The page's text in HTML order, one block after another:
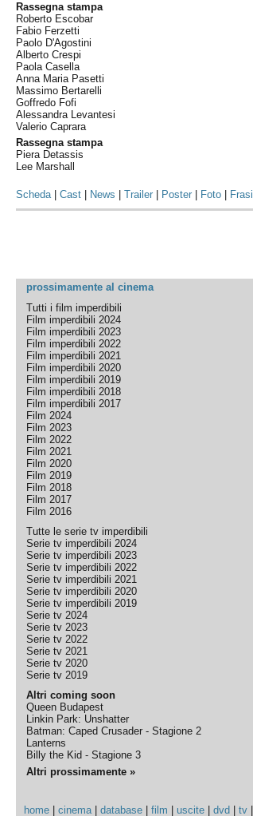
Rassegna stampa
Roberto Escobar
Fabio Ferzetti
Paolo D'Agostini
Alberto Crespi
Paola Casella
Anna Maria Pasetti
Massimo Bertarelli
Goffredo Fofi
Alessandra Levantesi
Valerio Caprara
Rassegna stampa
Piera Detassis
Lee Marshall
Scheda|Cast News |Trailer Poster Foto Frasi
prossimamente al cinema
Tutti i film imperdibili
Film imperdibili 2024
Film imperdibili 2023
Film imperdibili 2022
Film imperdibili 2021
Film imperdibili 2020
Film imperdibili 2019
Film imperdibili 2018
Film imperdibili 2017
Film 2024
Film 2023
Film 2022
Film 2021
Film 2020
Film 2019
Film 2018
Film 2017
Film 2016
Tutte le serie tv imperdibili
Serie tv imperdibili 2024
Serie tv imperdibili 2023
Serie tv imperdibili 2022
Serie tv imperdibili 2021
Serie tv imperdibili 2020
Serie tv imperdibili 2019
Serie tv 2024
Serie tv 2023
Serie tv 2022
Serie tv 2021
Serie tv 2020
Serie tv 2019
Altri coming soon
Queen Budapest
Linkin Park: Unshatter
Batman: Caped Crusader - Stagione 2
Lanterns
Billy the Kid - Stagione 3
Altri prossimamente »
home |cinema|database |film |uscite |dvd |tv